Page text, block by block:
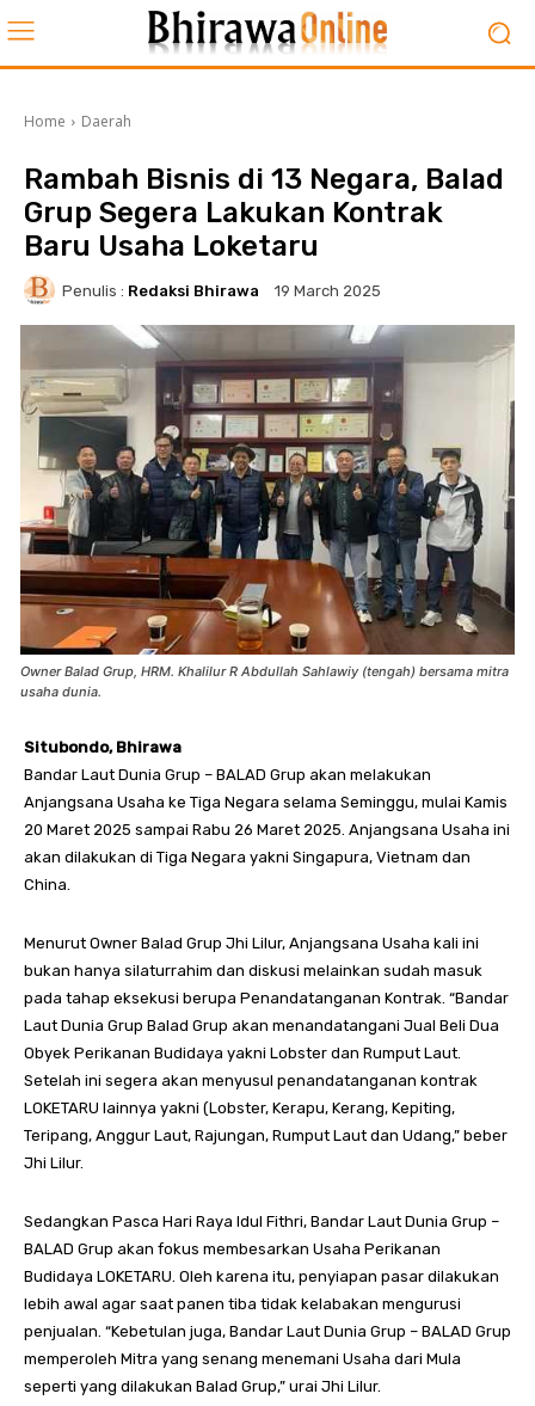
Home Daerah
Rambah Bisnis di 13 Negara, Balad
Grup Segera Lakukan Kontrak
Baru Usaha Loketaru
Penulis : Redaksi Bhirawa 19 March 2025
Owner Balad Grup, HRM. Khalilur R Abdullah Sahlawiy (tengah) bersama mitra
usaha dunia.
Situbondo, Bhirawa
Bandar Laut Dunia Grup – BALAD Grup akan melakukan
Anjangsana Usaha ke Tiga Negara selama Seminggu, mulai Kamis
20 Maret 2025 sampai Rabu 26 Maret 2025. Anjangsana Usaha ini
akan dilakukan di Tiga Negara yakni Singapura, Vietnam dan
China.
Menurut Owner Balad Grup Jhi Lilur, Anjangsana Usaha kali ini
bukan hanya silaturrahim dan diskusi melainkan sudah masuk
pada tahap eksekusi berupa Penandatanganan Kontrak. “Bandar
Laut Dunia Grup Balad Grup akan menandatangani Jual Beli Dua
Obyek Perikanan Budidaya yakni Lobster dan Rumput Laut.
Setelah ini segera akan menyusul penandatanganan kontrak
LOKETARU lainnya yakni (Lobster, Kerapu, Kerang, Kepiting,
Teripang, Anggur Laut, Rajungan, Rumput Laut dan Udang,” beber
Jhi Lilur.
Sedangkan Pasca Hari Raya Idul Fithri, Bandar Laut Dunia Grup –
BALAD Grup akan fokus membesarkan Usaha Perikanan
Budidaya LOKETARU. Oleh karena itu, penyiapan pasar dilakukan
lebih awal agar saat panen tiba tidak kelabakan mengurusi
penjualan. “Kebetulan juga, Bandar Laut Dunia Grup – BALAD Grup
memperoleh Mitra yang senang menemani Usaha dari Mula
seperti yang dilakukan Balad Grup,” urai Jhi Lilur.